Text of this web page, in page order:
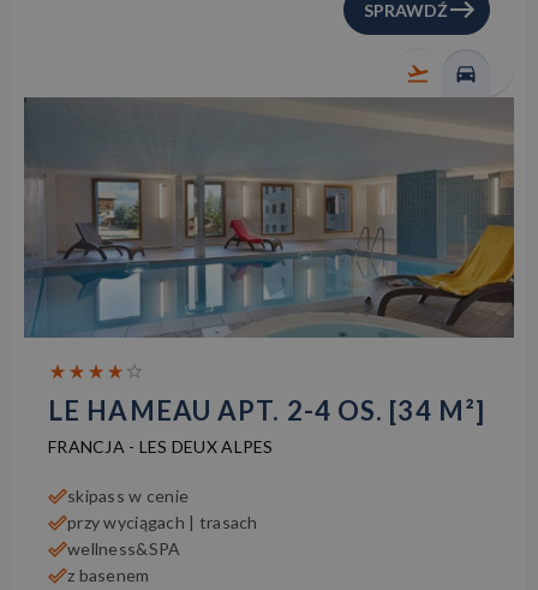
SPRAWDŹ
LE HAMEAU APT. 2-4 OS. [34 M²]
FRANCJA - LES DEUX ALPES
skipass w cenie
przy wyciągach | trasach
wellness&SPA
z basenem